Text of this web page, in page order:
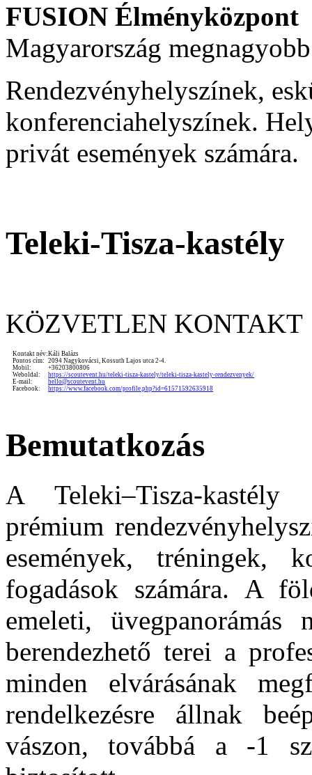
FUSION Élményközpont
Magyarország
Rendezvényhelyszínek,
konferenciahelyszínek.
privát események számára.
Teleki-Tisza-kastély
KÖZVETLEN KONTAKT
Kontakt név:Káli Balázs
Pontos cím: 2094 Nagykovácsi, Kossuth Lajos utca 2-4.
Mobil:
+36203800806
Weboldal:
https://scoutevent.hu/teleki-tisza-kastely/teleki-tisza-kastely-rendezvenyek/
E-mail:
hello@scoutevent.hu
Facebook:
https://www.facebook.com/profile.php?id=61571592635918
Bemutatkozás
A Teleki–Tisza-kastély
prémium
események, tréningek,
fogadások számára. A
emeleti, üvegpanorámás
berendezhető terei a
minden elvárásának
rendelkezésre állnak
vászon, továbbá a -1